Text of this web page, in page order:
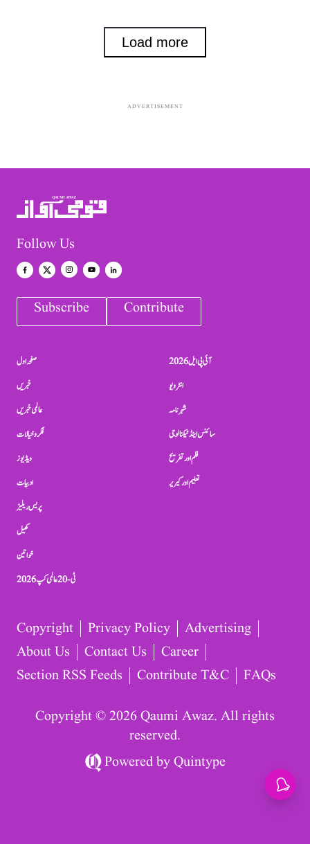
Load more
ADVERTISEMENT
Follow Us
Subscribe Contribute
صفحہ اول
خبریں
عالمی خبریں
فکر و خیالات
ویڈیوز
ادبیات
پریس ریلیز
کھیل
خواتین
ٹی-20 عالمی کپ 2026
آئی پی ایل 2026
انٹرویو
شہرنامہ
سائنس اینڈ ٹیکنالوجی
فلم اور تفریح
تعلیم اور کیریر
Copyright Privacy Policy
Advertising
About Us
Contact Us
Career
Section RSS Feeds
Contribute T&C FAQs
Copyright © 2026 Qaumi Awaz. All rights
reserved.
Powered byQuintype